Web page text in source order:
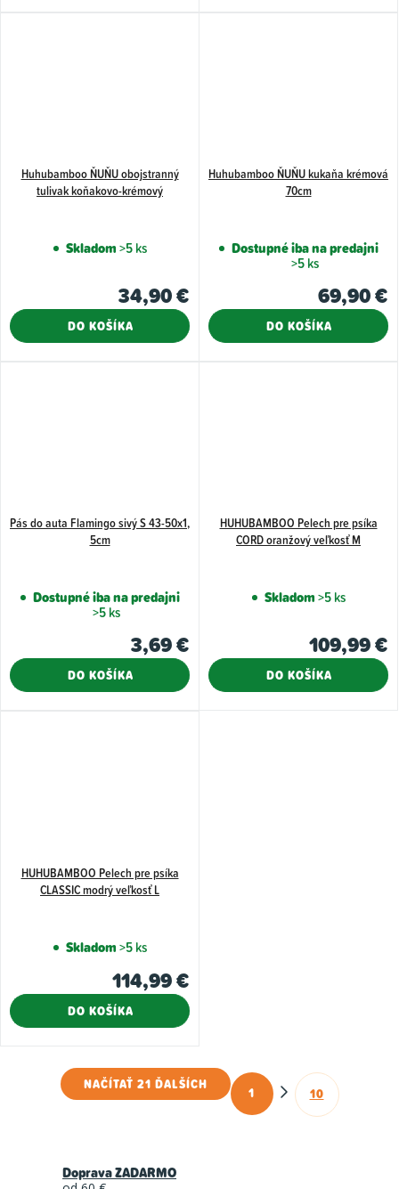
Huhubamboo ŇUŇU obojstranný
tulivak koňakovo-krémový
Skladom>5 ks
34,90 €
DO KOŠÍKA
Huhubamboo ŇUŇU kukaňa krémová
70cm
Dostupné iba na predajni
>5 ks
69,90 €
DO KOŠÍKA
Pás do auta Flamingo sivý S 43-50x1,
5cm
Dostupné iba na predajni
>5 ks
3,69 €
DO KOŠÍKA
HUHUBAMBOO Pelech pre psíka
CORD oranžový veľkosť M
Skladom>5 ks
109,99 €
DO KOŠÍKA
HUHUBAMBOO Pelech pre psíka
CLASSIC modrý veľkosť L
Skladom>5 ks
114,99 €
DO KOŠÍKA
O
NAČÍTAŤ 21 ĎALŠÍCH
S
1 10
Doprava ZADARMO